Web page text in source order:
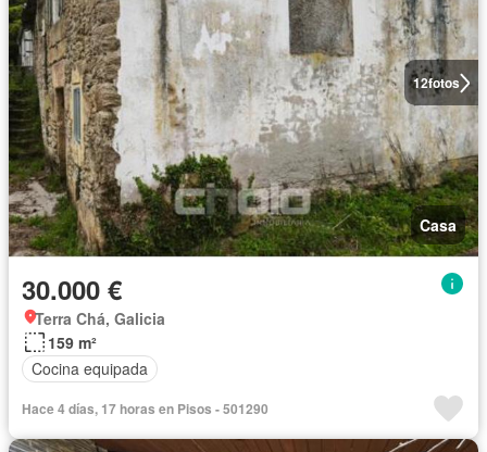
12fotos
Casa
30.000 €
Terra Chá, Galicia
159 m²
Cocina equipada
Hace 4 días, 17 horas en Pisos - 501290